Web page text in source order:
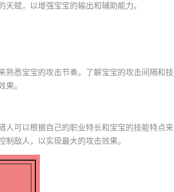
赋，以增强宝宝的输出和辅助能力。
熟悉宝宝的攻击节奏。了解宝宝的攻击间隔和技
。
人可以根据自己的职业特长和宝宝的技能特点来
敌人，以实现最大的攻击效果。